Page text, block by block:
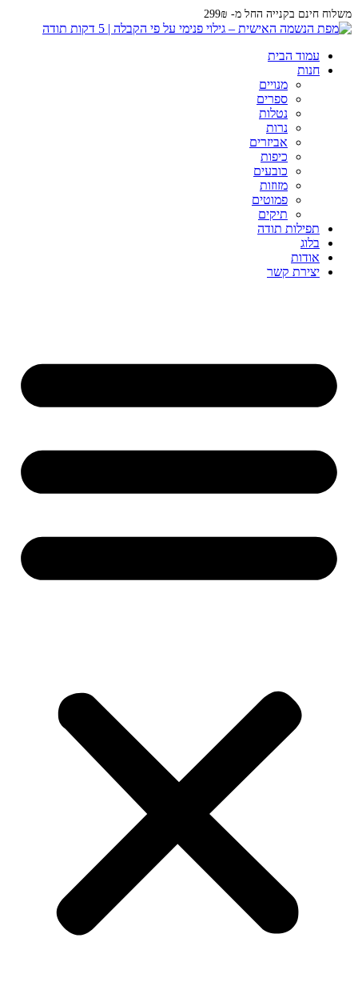
מזוזה כותל מערבי - בטון ברכת
משלוח חינם בקנייה החל מ- 299₪
עמוד הבית
חנות
מנויים
ספרים
נטלות
נרות
אביזרים
כיפות
כובעים
מזוזות
פמוטים
תיקים
תפילות תודה
בלוג
אודות
יצירת קשר